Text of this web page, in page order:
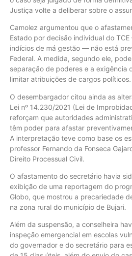
Justiça volte a deliberar sobre o
Camolez argumentou que o
Estado por decisão individual do
indícios de má gestão — não está
Federal. A medida, segundo ele,
separação de poderes e a exigência
limitar atribuições de cargos políticos.
O desembargador citou ainda as
Lei nº 14.230/2021 (Lei de
reforçam que autoridades
têm poder para afastar
A interpretação teve como base os
professor Fernando da Fonseca
Direito Processual Civil.
O afastamento do secretário havia
exibição de uma reportagem do
Globo, que mostrou a precariedade
na zona rural do município de Bujari.
Além da suspensão, a conselheira
inspeção emergencial em escolas
do governador e do secretário para